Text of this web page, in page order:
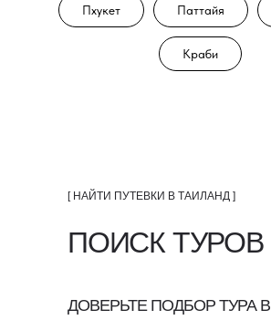
Пхукет Паттайя
Краби
[ НАЙТИ ПУТЕВКИ В ТАИЛАНД ]
ПОИСК ТУРОВ
ДОВЕРЬТЕ ПОДБОР ТУРА В